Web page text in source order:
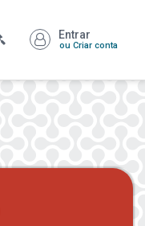
Entrar
ou Criar conta